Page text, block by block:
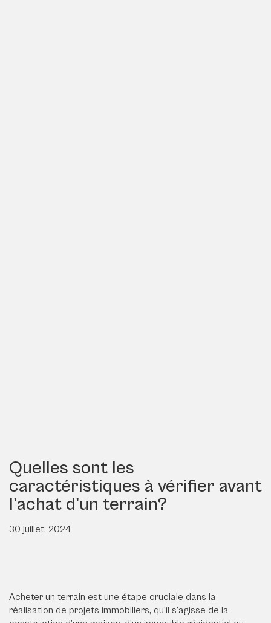
Quelles sont les
caractéristiques à vérifier avant
l'achat d'un terrain?
30 juillet, 2024
Acheter un terrain est une étape cruciale dans la
réalisation de projets immobiliers, qu’il s’agisse de la